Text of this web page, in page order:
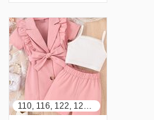
110, 116, 122, 128, 134, 140